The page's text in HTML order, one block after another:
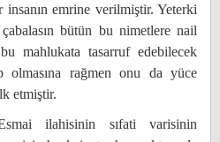
insanın emrine verilmiştir. Yeterki
bütün bu nimetlere nail
mahlukata tasarruf edebilecek
rağmen onu da yüce
etmiştir.
ilahisinin sıfati varisinin